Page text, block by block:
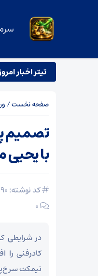
تیتر اخبار
استقرار تیم مشترک
صفحه نخست/
تصمیم
با
کد نوشته: 158690
۰
در شرایطی
کادرفنی را
نیمکت